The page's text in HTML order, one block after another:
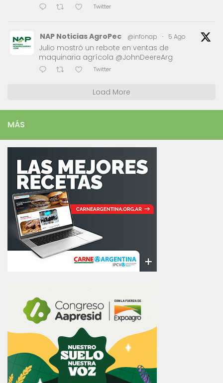
Twitter
NAP Noticias AgroPec @infonap · 5 Ago
Julio mostró un rebote en ventas de
maquinaria agrícola @JohnDeereArg
Twitter
Load More
MÁS